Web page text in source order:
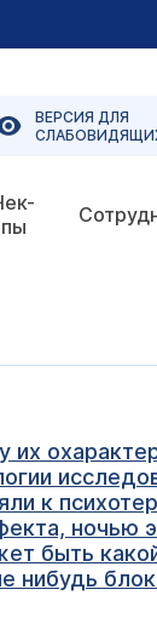
ВЕРСИЯ ДЛЯ
к
ночью
быть
нибудь